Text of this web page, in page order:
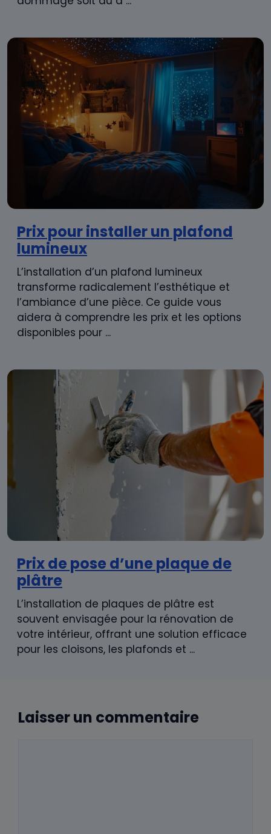
Prix pour installer un plafond
lumineux
L’installation d’un plafond lumineux
transforme radicalement l’esthétique et
l’ambiance d’une pièce. Ce guide vous
aidera à comprendre les prix et les options
disponibles pour ...
Prix de pose d’une plaque de
plâtre
L’installation de plaques de plâtre est
souvent envisagée pour la rénovation de
votre intérieur, offrant une solution efficace
pour les cloisons, les plafonds et ...
Laisser un commentaire